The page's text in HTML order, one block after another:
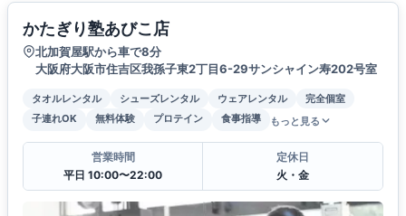
かたぎり塾あびこ店
北加賀屋駅から車で8分
大阪府大阪市住吉区我孫子東2丁目6-29サンシャイン寿202号室
タオルレンタル シューズレンタル ウェアレンタル
完全個室
子連れOK
無料体験 プロテイン 食事指導 もっと見る
営業時間
平日 10:00〜22:00
定休日
火・金